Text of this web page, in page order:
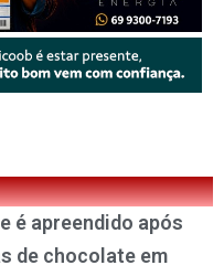
é apreendido após
de chocolate em